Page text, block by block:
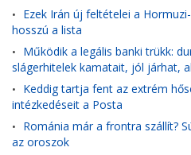
• Ezek Irán új feltételei a
hosszú a lista
• Működik a legális banki trükk:
slágerhitelek kamatait, jól járhat,
• Keddig tartja fent az extrém
intézkedéseit a Posta
• Románia már a frontra szállít?
az oroszok